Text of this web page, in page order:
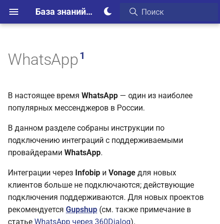
База знаний Webim
WhatsApp 1
В настоящее время WhatsApp — один из наиболее
популярных мессенджеров в России.
В данном разделе собраны инструкции по
подключению интеграций с поддерживаемыми
провайдерами WhatsApp.
Интеграции через Infobip и Vonage для новых
клиентов больше не подключаются; действующие
подключения поддерживаются. Для новых проектов
рекомендуется Gupshup (см. также примечание в
статье WhatsApp через 360Dialog).